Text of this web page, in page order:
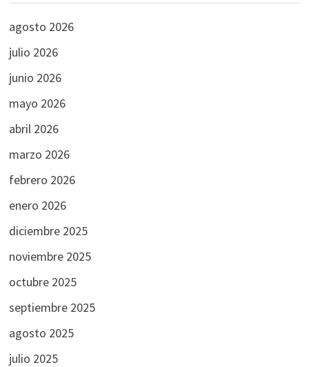
agosto 2026
julio 2026
junio 2026
mayo 2026
abril 2026
marzo 2026
febrero 2026
enero 2026
diciembre 2025
noviembre 2025
octubre 2025
septiembre 2025
agosto 2025
julio 2025